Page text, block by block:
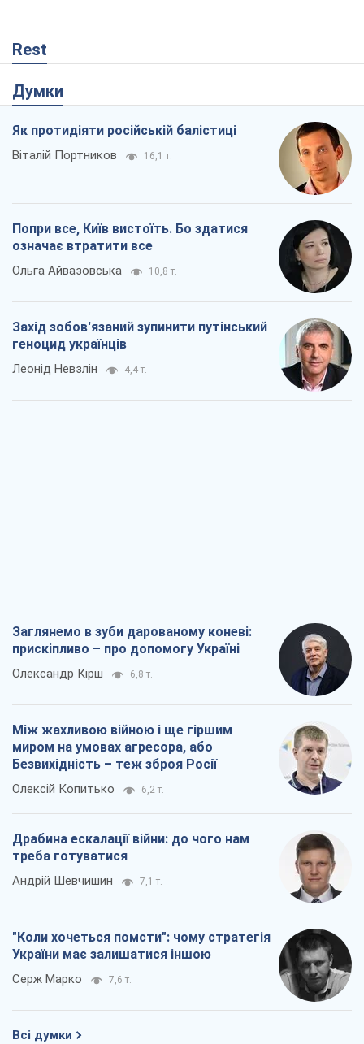
Rest
Думки
Як протидіяти російській балістиці
Віталій Портников 16,1 т.
Попри все, Київ вистоїть. Бо здатися
означає втратити все
Ольга Айвазовська 10,8 т.
Захід зобов'язаний зупинити путінський
геноцид українців
Леонід Невзлін 4,4 т.
Заглянемо в зуби дарованому коневі:
прискіпливо – про допомогу Україні
Олександр Кірш 6,8 т.
Між жахливою війною і ще гіршим
миром на умовах агресора, або
Безвихідність – теж зброя Росії
Олексій Копитько 6,2 т.
Драбина ескалації війни: до чого нам
треба готуватися
Андрій Шевчишин 7,1 т.
"Коли хочеться помсти": чому стратегія
України має залишатися іншою
Серж Марко 7,6 т.
Всі думки